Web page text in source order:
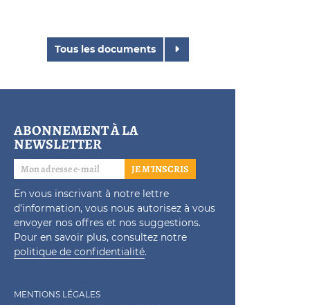
Tous les documents
ABONNEMENT À LA
NEWSLETTER
JE M'INSCRIS
En vous inscrivant à notre lettre
d'information, vous nous autorisez à vous
envoyer nos offres et nos suggestions.
Pour en savoir plus, consultez notre
politique de confidentialité.
MENTIONS LÉGALES